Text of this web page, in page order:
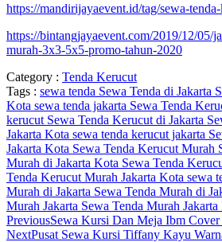
https://mandirijayaevent.id/tag/sewa-
https://bintangjayaevent.com/2019/12/05/
murah-3x3-5x5-promo-tahun-2020
Category : Tenda Kerucut
Tags : sewa tenda Sewa Tenda di Jakarta
Kota sewa tenda jakarta Sewa Tenda
kerucut Sewa Tenda Kerucut di Jakarta
Jakarta Kota sewa tenda kerucut jakarta
Jakarta Kota Sewa Tenda Kerucut Murah
Murah di Jakarta Kota Sewa Tenda
Tenda Kerucut Murah Jakarta Kota sewa
Murah di Jakarta Sewa Tenda Murah di
Murah Jakarta Sewa Tenda Murah Jakarta
PreviousSewa Kursi Dan Meja Ibm Cover
NextPusat Sewa Kursi Tiffany Kayu